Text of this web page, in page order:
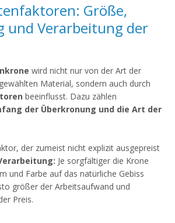
Größe,
und Verarbeitung der
wird nicht nur von der Art der
Material, sondern auch durch
beeinflusst. Dazu zählen
der Überkronung und die Art der
der zumeist nicht explizit ausgepreist
Je sorgfältiger die Krone
und Farbe auf das natürliche Gebiss
größer der Arbeitsaufwand und
Preis.